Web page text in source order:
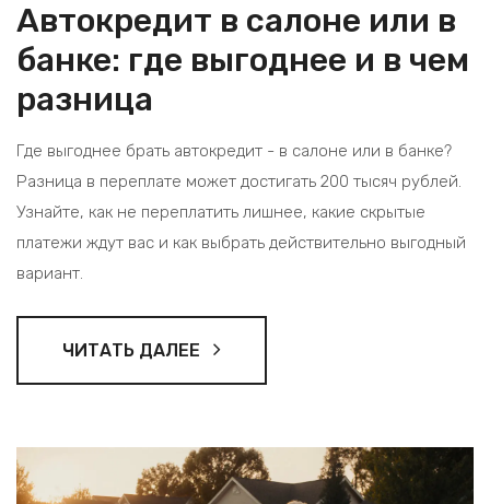
Автокредит в салоне или в
банке: где выгоднее и в чем
разница
Где выгоднее брать автокредит - в салоне или в банке?
Разница в переплате может достигать 200 тысяч рублей.
Узнайте, как не переплатить лишнее, какие скрытые
платежи ждут вас и как выбрать действительно выгодный
вариант.
ЧИТАТЬ ДАЛЕЕ